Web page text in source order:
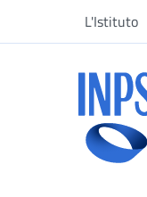
L'Istituto